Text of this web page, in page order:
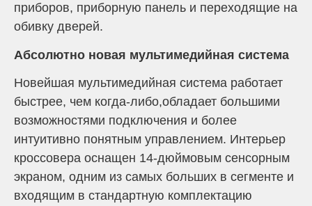
приборов, приборную панель и переходящие на
обивку дверей.
Абсолютно новая мультимедийная система
Новейшая мультимедийная система работает
быстрее, чем когда-либо,обладает большими
возможностями подключения и более
интуитивно понятным управлением. Интерьер
кроссовера оснащен 14-дюймовым сенсорным
экраном, одним из самых больших в сегменте и
входящим в стандартную комплектацию